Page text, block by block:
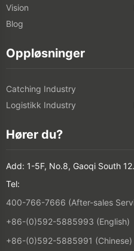
Vision
Blog
Oppløsninger
Catching Industry
Logistikk Industry
Hører du?
Add: 1-5F, No.8, Gaoqi South
Tel:
400-766-7666 (After-sales
+86-(0)592-5885993 (English)
+86-(0)592-5885991 (Chinese)